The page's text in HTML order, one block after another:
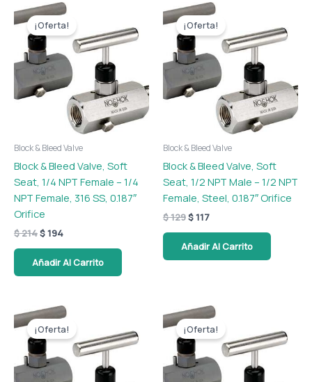
¡Oferta!
Block & Bleed Valve
Block & Bleed Valve, Soft
Seat, 1/4 NPT Female – 1/4
NPT Female, 316 SS, 0.187″
Orifice
$214
El
precio
original
era:
$ 214.
$194
El
actual
es:
$ 194.
Añadir Al Carrito
¡Oferta!
Block & Bleed Valve
Block & Bleed Valve, Soft
Seat, 1/2 NPT Male – 1/2 NPT
Female, Steel, 0.187″ Orifice
$129
El
precio
original
era:
$ 129.
$117
El
precio
actual
es:
$ 117.
Añadir Al Carrito
¡Oferta!
El
precio
original
era:
$ 119.
El
precio
actual
es:
$ 109.
¡Oferta!
El
precio
original
era:
$ 120.
El
precio
actual
es:
$ 109.